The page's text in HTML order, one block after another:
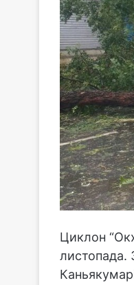
Циклон
листопада.